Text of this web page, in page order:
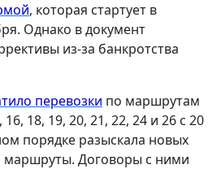
, которая стартует в
Однако в документ
из-за банкротства
перевозки по маршрутам
18, 19, 20, 21, 22, 24 и 26 с 20
порядке разыскала новых
маршруты. Договоры с ними